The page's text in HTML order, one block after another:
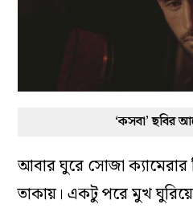
‘কসবা’ ছবির
আবার ঘুরে সোজা
তাকায়। একটু পরে মুখ ঘুরিয়ে